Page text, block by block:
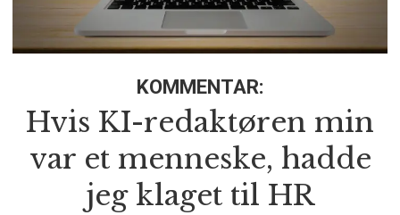
KOMMENTAR:
Hvis KI-redaktøren min
var et menneske, hadde
jeg klaget til HR